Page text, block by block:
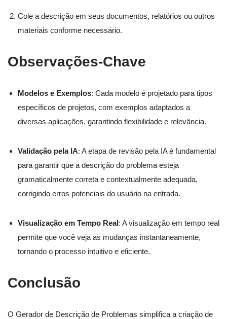
Cole a descrição em seus documentos, relatórios ou outros
materiais conforme necessário.
Observações-Chave
Modelos e Exemplos: Cada modelo é projetado para tipos
específicos de projetos, com exemplos adaptados a
diversas aplicações, garantindo flexibilidade e relevância.
Validação pela IA: A etapa de revisão pela IA é fundamental
para garantir que a descrição do problema esteja
gramaticalmente correta e contextualmente adequada,
corrigindo erros potenciais do usuário na entrada.
Visualização em Tempo Real: A visualização em tempo real
permite que você veja as mudanças instantaneamente,
tornando o processo intuitivo e eficiente.
Conclusão
O Gerador de Descrição de Problemas simplifica a criação de